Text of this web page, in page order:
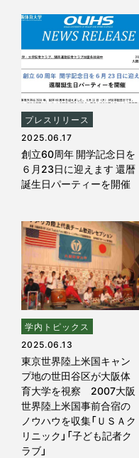
プレスリリース
2025.06.17
創立60周年 開学記念日を
６月23日に迎えます 還暦
誕生日パーティーを開催
学内トピックス
2025.06.13
東京世界陸上米国キャン
プ地の世田谷区が大阪体
育大学を視察 2007大阪
世界陸上米国事前合宿の
ノウハウを収集「ＵＳＡク
リニック」「子ども記者ク
ラブ」